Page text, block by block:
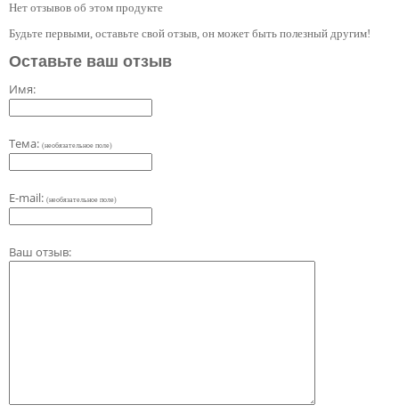
Нет отзывов об этом продукте
Будьте первыми, оставьте свой отзыв, он может быть полезный другим!
Оставьте ваш отзыв
Имя:
Тема: (необязательное поле)
E-mail: (необязательное поле)
Ваш отзыв: